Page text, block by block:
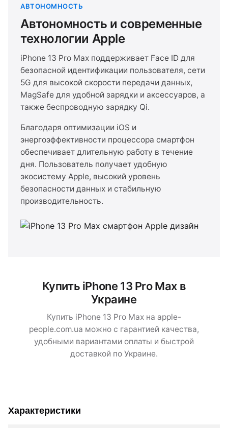
АВТОНОМНОСТЬ
Автономность и современные
технологии Apple
iPhone 13 Pro Max поддерживает Face ID для
безопасной идентификации пользователя, сети
5G для высокой скорости передачи данных,
MagSafe для удобной зарядки и аксессуаров, а
также беспроводную зарядку Qi.
Благодаря оптимизации iOS и
энергоэффективности процессора смартфон
обеспечивает длительную работу в течение
дня. Пользователь получает удобную
экосистему Apple, высокий уровень
безопасности данных и стабильную
производительность.
Купить iPhone 13 Pro Max в
Украине
Купить iPhone 13 Pro Max на apple-
people.com.ua можно с гарантией качества,
удобными вариантами оплаты и быстрой
доставкой по Украине.
Характеристики